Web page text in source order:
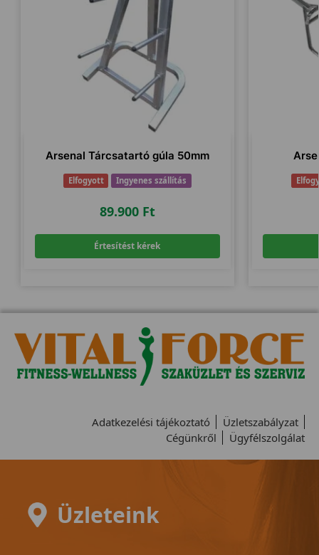
Arsenal Tárcsatartó gúla 50mm
Elfogyott Ingyenes szállítás
89.900 Ft
Értesítést kérek
Adatkezelési tájékoztató
Üzletszabályzat
Cégünkről
Ügyfélszolgálat
Üzleteink